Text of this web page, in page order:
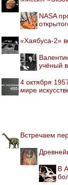
NASA
«Хаябуса-2»
учёный
4 октября
мире
Встречаем
В